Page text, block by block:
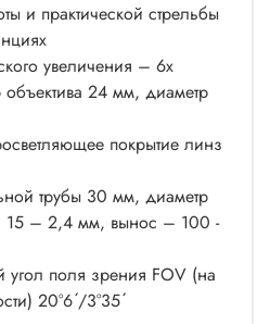
и практической стрельбы
увеличения – 6х
объектива 24 мм, диаметр
покрытие линз
трубы 30 мм, диаметр
15 – 2,4 мм, вынос – 100 -
угол поля зрения FOV (на
20°6 ́/3°35